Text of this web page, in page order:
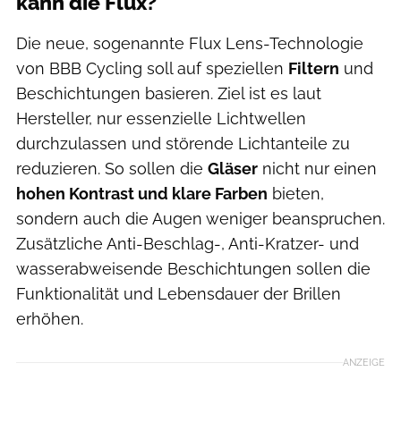
Die neue, sogenannte Flux Lens-Technologie
von BBB Cycling soll auf speziellen Filtern und
Beschichtungen basieren. Ziel ist es laut
Hersteller, nur essenzielle Lichtwellen
durchzulassen und störende Lichtanteile zu
reduzieren. So sollen die Gläser nicht nur einen
hohen Kontrast und klare Farben bieten,
sondern auch die Augen weniger beanspruchen.
Zusätzliche Anti-Beschlag-, Anti-Kratzer- und
wasserabweisende Beschichtungen sollen die
Funktionalität und Lebensdauer der Brillen
erhöhen.
ANZEIGE